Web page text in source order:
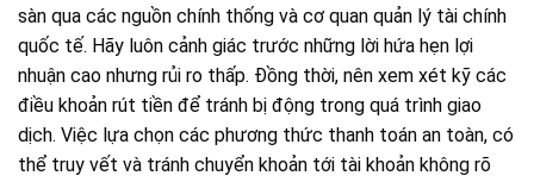
sàn qua các nguồn chính thống và cơ quan quản lý tài chính
quốc tế. Hãy luôn cảnh giác trước những lời hứa hẹn lợi
nhuận cao nhưng rủi ro thấp. Đồng thời, nên xem xét kỹ các
điều khoản rút tiền để tránh bị động trong quá trình giao
dịch. Việc lựa chọn các phương thức thanh toán an toàn, có
thể truy vết và tránh chuyển khoản tới tài khoản không rõ